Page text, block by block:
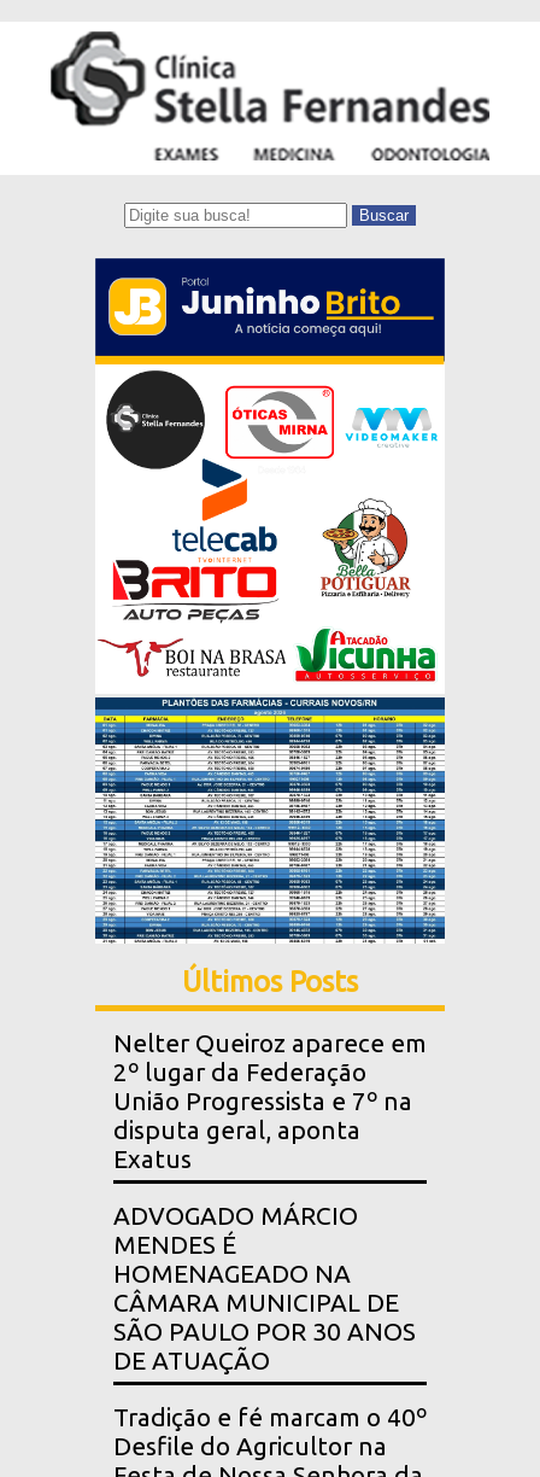
Buscar
Últimos Posts
Nelter Queiroz aparece em
2º lugar da Federação
União Progressista e 7º na
disputa geral, aponta
Exatus
ADVOGADO MÁRCIO
MENDES É
HOMENAGEADO NA
CÂMARA MUNICIPAL DE
SÃO PAULO POR 30 ANOS
DE ATUAÇÃO
Tradição e fé marcam o 40º
Desfile do Agricultor na